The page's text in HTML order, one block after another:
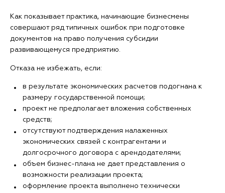
Как показывает практика, начинающие бизнесмены
совершают ряд типичных ошибок при подготовке
документов на право получения субсидии
развивающемуся предприятию.
Отказа не избежать, если:
в результате экономических расчетов подогнана к
размеру государственной помощи;
проект не предполагает вложения собственных
средств;
отсутствуют подтверждения налаженных
экономических связей с контрагентами и
долгосрочного договора с арендодателями;
объем бизнес-плана не дает представления о
возможности реализации проекта;
оформление проекта выполнено технически